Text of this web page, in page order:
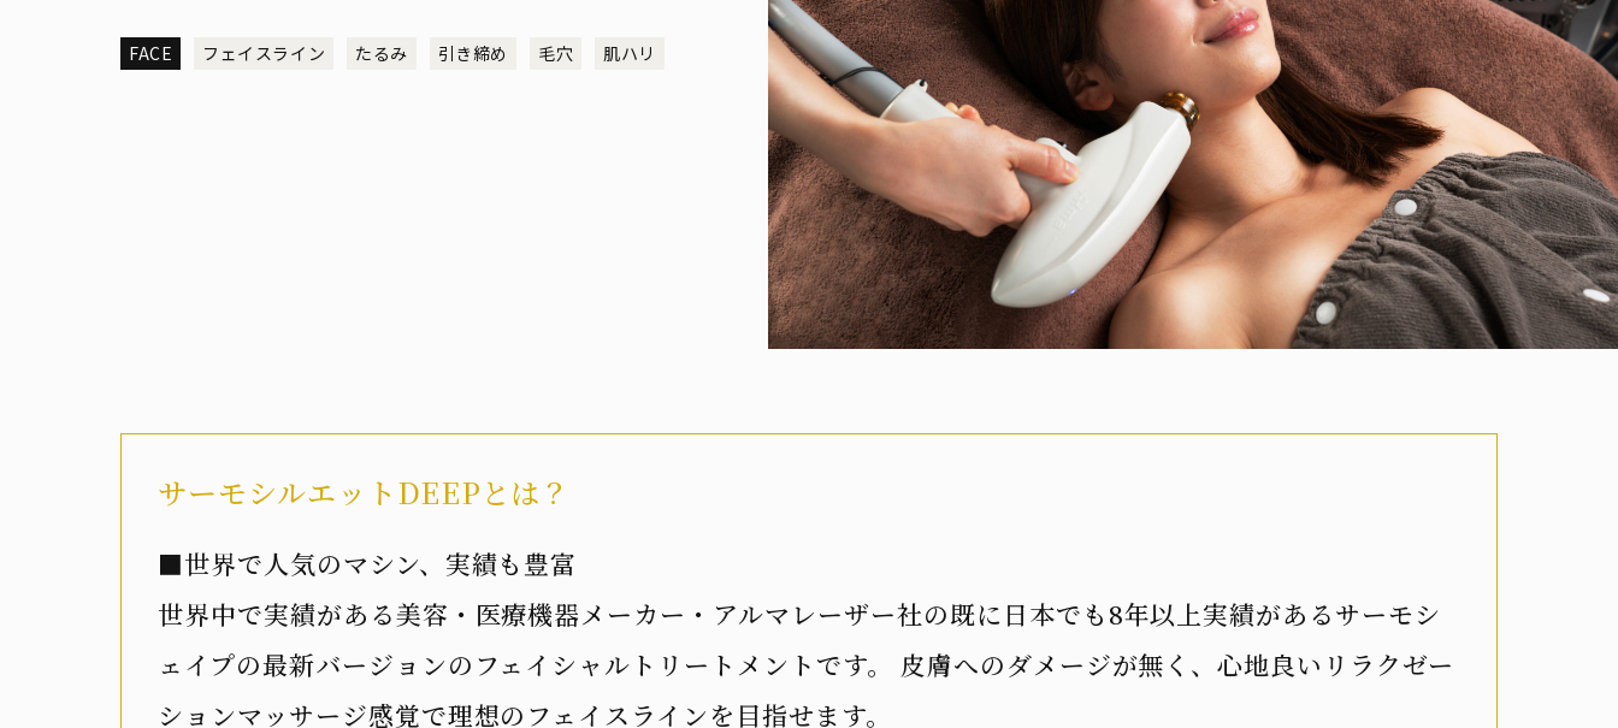
FACE フェイスライン たるみ 引き締め 毛穴 肌ハリ
サーモシルエットDEEPとは？
■世界で人気のマシン、実績も豊富
世界中で実績がある美容・医療機器メーカー・アルマレーザー社の既に日本でも8年以上実績があるサーモシ
ェイプの最新バージョンのフェイシャルトリートメントです。 皮膚へのダメージが無く、心地良いリラクゼー
ションマッサージ感覚で理想のフェイスラインを目指せます。